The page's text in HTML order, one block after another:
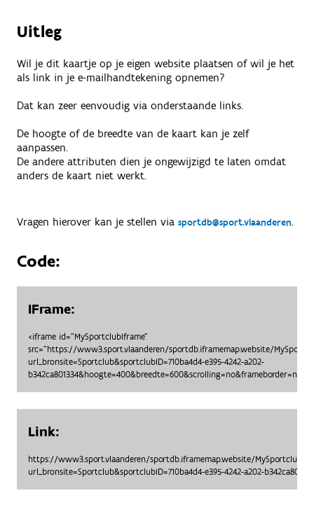
Uitleg
Wil je dit kaartje op je eigen website plaatsen of wil je het
als link in je e-mailhandtekening opnemen?
Dat kan zeer eenvoudig via onderstaande links.
De hoogte of de breedte van de kaart kan je zelf
aanpassen.
De andere attributen dien je ongewijzigd te laten omdat
anders de kaart niet werkt.
Vragen hierover kan je stellen via sportdb@sport.vlaanderen.
Code:
IFrame:
<iframe id="MySportclubIframe"
src="https://www3.sport.vlaanderen/sportdb.iframemap.website/
url_bronsite=Sportclub&sportclubID=710ba4d4-e395-4242-a202-
b342ca801334&hoogte=400&breedte=600&scrolling=no&frameborder=no">
Link:
https://www3.sport.vlaanderen/sportdb.iframemap.website/
url_bronsite=Sportclub&sportclubID=710ba4d4-e395-4242-a202-